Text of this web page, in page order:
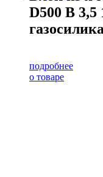
D500 В 3,5
подробнее
о товаре